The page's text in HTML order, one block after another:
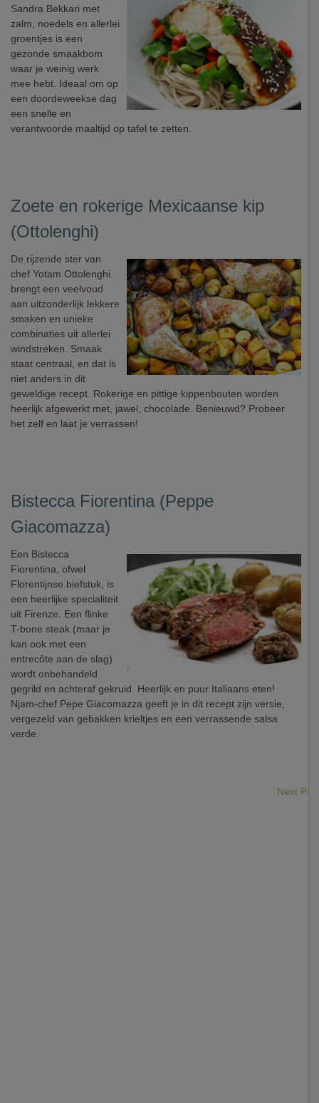
Sandra Bekkari met
zalm, noedels en allerlei
groentjes is een
gezonde smaakbom
waar je weinig werk
mee hebt. Ideaal om op
een doordeweekse dag
een snelle en
verantwoorde maaltijd op tafel te zetten.
Zoete en rokerige Mexicaanse kip
(Ottolenghi)
De rijzende ster van
chef Yotam Ottolenghi
brengt een veelvoud
aan uitzonderlijk lekkere
smaken en unieke
combinaties uit allerlei
windstreken. Smaak
staat centraal, en dat is
niet anders in dit
geweldige recept. Rokerige en pittige kippenbouten worden
heerlijk afgewerkt met, jawel, chocolade. Benieuwd? Probeer
het zelf en laat je verrassen!
Bistecca Fiorentina (Peppe
Giacomazza)
Een Bistecca
Fiorentina, ofwel
Florentijnse biefstuk, is
een heerlijke specialiteit
uit Firenze. Een flinke
T-bone steak (maar je
kan ook met een
entrecôte aan de slag)
wordt onbehandeld
gegrild en achteraf gekruid. Heerlijk en puur Italiaans eten!
Njam-chef Pepe Giacomazza geeft je in dit recept zijn versie,
vergezeld van gebakken krieltjes en een verrassende salsa
verde.
Next